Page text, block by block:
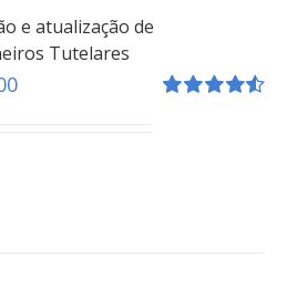
e atualização de
Tutelares